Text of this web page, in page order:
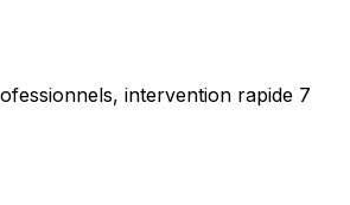
intervention rapide 7